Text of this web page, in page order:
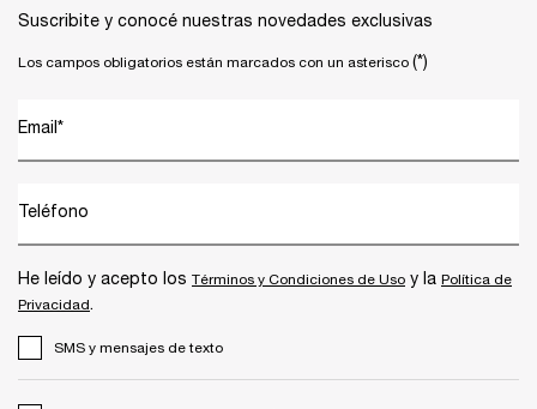
Suscribite y conocé nuestras novedades exclusivas
Los campos obligatorios están marcados con un asterisco (*)
Email *
Teléfono
He leído y acepto los Términos y Condiciones de Uso y la Política de
Privacidad.
SMS y mensajes de texto